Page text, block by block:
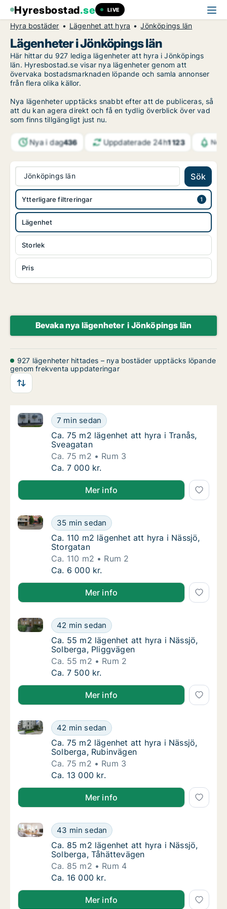
Hyresbostad.se LIVE
Hyra bostäder Lägenhet att hyra Jönköpings län
Lägenheter i Jönköpings län
Här hittar du 927 lediga lägenheter att hyra i Jönköpings
län. Hyresbostad.se visar nya lägenheter genom att
övervaka bostadsmarknaden löpande och samla annonser
från flera olika källor.
Nya lägenheter upptäcks snabbt efter att de publiceras, så
att du kan agera direkt och få en tydlig överblick över vad
som finns tillgängligt just nu.
Nya i dag436 Uppdaterade 24h1 123
Jönköpings län Sök
Lägenhet
Storlek
Pris
Ytterligare filtreringar
Bevaka nya lägenheter i Jönköpings län
927 lägenheter hittades – nya bostäder upptäcks löpande
genom frekventa uppdateringar
Ca. 75 m2 lägenhet att hyra i Tranås,
7 min sedan
Ca. 75 m2 lägenhet att hyra i Tranås, Sveagatan
Ca. 75 m2 lägenhet att hyra i Tranås,
Ca. 75 m2 lägenhet att hyra i Tranås,
Sveagatan
Ca. 75 m2
Rum 3
Ca. 75 m2 lägenhet att hyra i Tranås,
Ca. 7 000 kr.
Mer info
Ca. 110 m2 lägenhet att hyra i Nässjö,
35 min sedan
Ca. 110 m2 lägenhet att hyra i Nässjö, Storgatan
Ca. 110 m2 lägenhet att hyra i Nässjö,
Ca. 110 m2 lägenhet att hyra i Nässjö,
Storgatan
Ca. 110 m2
Rum 2
Ca. 110 m2 lägenhet att hyra i Nässjö,
Ca. 6 000 kr.
Mer info
Ca. 55 m2 lägenhet att hyra i Nässjö,
42 min sedan
Ca. 55 m2 lägenhet att hyra i Nässjö, Solberga,
Ca. 55 m2 lägenhet att hyra i Nässjö,
Ca. 55 m2 lägenhet att hyra i Nässjö,
Solberga, Pliggvägen
Ca. 55 m2
Rum 2
Ca. 55 m2 lägenhet att hyra i Nässjö,
Ca. 7 500 kr.
Mer info
Ca. 75 m2 lägenhet att hyra i Nässjö,
42 min sedan
Ca. 75 m2 lägenhet att hyra i Nässjö, Solberga,
Ca. 75 m2 lägenhet att hyra i Nässjö,
Ca. 75 m2 lägenhet att hyra i Nässjö,
Solberga, Rubinvägen
Ca. 75 m2
Rum 3
Ca. 75 m2 lägenhet att hyra i Nässjö,
Ca. 13 000 kr.
Mer info
Ca. 85 m2 lägenhet att hyra i Nässjö,
43 min sedan
Ca. 85 m2 lägenhet att hyra i Nässjö, Solberga,
Ca. 85 m2 lägenhet att hyra i Nässjö,
Ca. 85 m2 lägenhet att hyra i Nässjö,
Solberga, Tåhättevägen
Ca. 85 m2
Rum 4
Ca. 85 m2 lägenhet att hyra i Nässjö,
Ca. 16 000 kr.
Mer info